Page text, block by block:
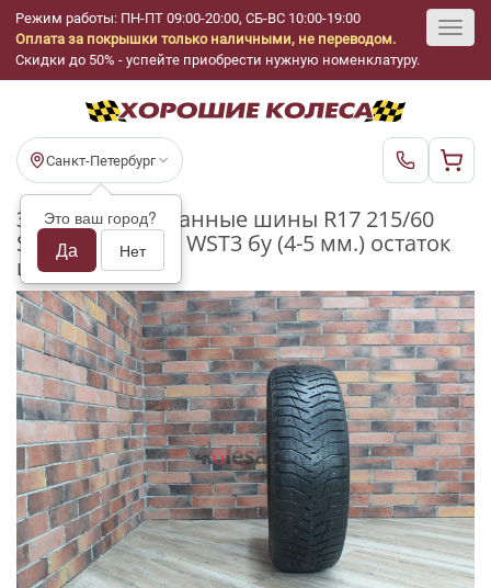
Режим работы: ПН-ПТ 09:00-20:00, СБ-ВС 10:00-19:00
Оплата за покрышки только наличными, не переводом.
Скидки до 50% - успейте приобрести нужную номенклатуру.
Санкт-Петербург
Это ваш город?
Да Нет
Зимние шипованные шины R17 215/60
Sailun Ice Blazer WST3 бу (4-5 мм.) остаток
шипов 25-49%